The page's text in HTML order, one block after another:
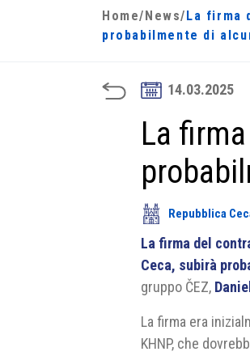
Home/ News/ La firma
probabilmente di
14.03.2025
La
Repubblica
La firma del
Ceca, subirà
gruppo ČEZ,
La firma era
KHNP, che